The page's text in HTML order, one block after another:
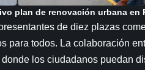
plan de renovación urbana
de diez plazas
para todos. La colaboración
los ciudadanos puedan